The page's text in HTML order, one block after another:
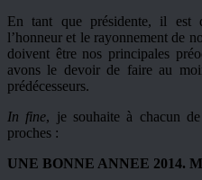
En tant que présidente, il est
l’honneur et le rayonnement de
doivent être nos principales
avons le devoir de faire au
prédécesseurs.
In fine, je souhaite à chacun
proches :
UNE BONNE ANNEE 2014.